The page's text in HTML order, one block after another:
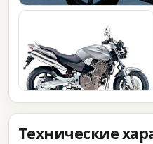
Технические